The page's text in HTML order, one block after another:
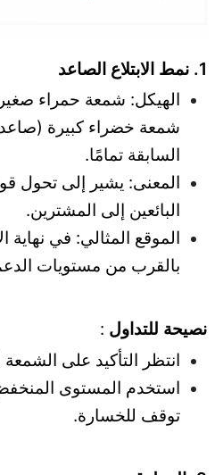
1. نمط الابتلاع الصاعد
الهيكل: شمعة حمراء
شمعة خضراء كبيرة
السابقة تمامًا.
المعنى: يشير إلى تحول
البائعين إلى المشترين.
الموقع المثالي: في نهاية
بالقرب من مستويات
نصيحة للتداول :
انتظر التأكيد على الشمعة
استخدم المستوى
توقف للخسارة.